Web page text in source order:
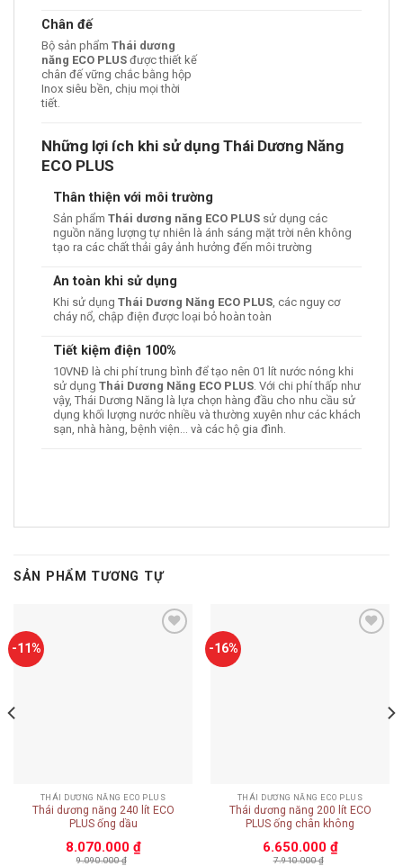
Chân đế
Bộ sản phẩm Thái dương
năng ECO PLUS được thiết kế
chân đế vững chắc bằng hộp
Inox siêu bền, chịu mọi thời
tiết.
Những lợi ích khi sử dụng Thái Dương Năng
ECO PLUS
Thân thiện với môi trường
Sản phẩmThái dương năng ECO PLUS sử dụng các
nguồn năng lượng tự nhiên là ánh sáng mặt trời nên không
tạo ra các chất thải gây ảnh hưởng đến môi trường
An toàn khi sử dụng
Khi sử dụngThái Dương Năng ECO PLUS, các nguy cơ
cháy nổ, chập điện được loại bỏ hoàn toàn
Tiết kiệm điện 100%
10VNĐ là chi phí trung bình để tạo nên 01 lít nước nóng khi
sử dụngThái Dương Năng ECO PLUS. Với chi phí thấp như
vậy, Thái Dương Năng là lựa chọn hàng đầu cho nhu cầu sử
dụng khối lượng nước nhiều và thường xuyên như các khách
sạn, nhà hàng, bệnh viện… và các hộ gia đình.
SẢN PHẨM TƯƠNG TỰ
-11%
THÁI DƯƠNG NĂNG ECO PLUS
Thái dương năng 240 lít ECO
PLUS ống dầu
8.070.000 ₫
9.090.000₫
-16%
THÁI DƯƠNG NĂNG ECO PLUS
Thái dương năng 200 lít ECO
PLUS ống chân không
6.650.000 ₫
7.910.000₫